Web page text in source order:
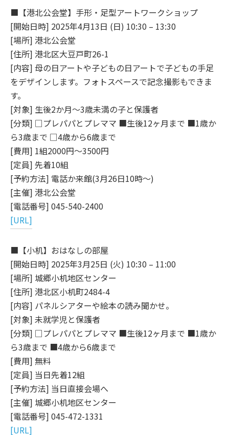
■【港北公会堂】手形・足型アートワークショップ
[開始日時] 2025年4月13日 (日) 10:30 – 13:30
[場所] 港北公会堂
[住所] 港北区大豆戸町26-1
[内容] 母の日アートや子どもの日アートで子どもの手足
をデザインします。フォトスペースで記念撮影もできま
す。
[対象] 生後2か月～3歳未満の子と保護者
[分類] □プレパパとプレママ ■生後12ヶ月まで ■1歳か
ら3歳まで □4歳から6歳まで
[費用] 1組2000円～3500円
[定員] 先着10組
[予約方法] 電話か来館(3月26日10時～)
[主催] 港北公会堂
[電話番号] 045-540-2400
[URL]
■【小机】おはなしの部屋
[開始日時] 2025年3月25日 (火) 10:30 – 11:00
[場所] 城郷小机地区センター
[住所] 港北区小机町2484-4
[内容] パネルシアターや絵本の読み聞かせ。
[対象] 未就学児と保護者
[分類] □プレパパとプレママ ■生後12ヶ月まで ■1歳か
ら3歳まで ■4歳から6歳まで
[費用] 無料
[定員] 当日先着12組
[予約方法] 当日直接会場へ
[主催] 城郷小机地区センター
[電話番号] 045-472-1331
[URL]